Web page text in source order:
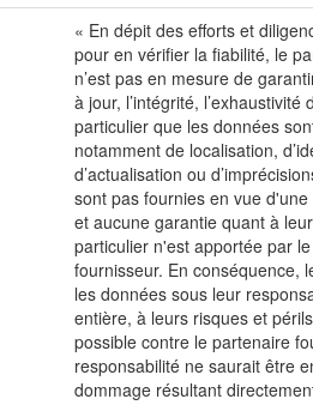
« En dépit des efforts et
pour en vérifier la fiabilité, le
n’est pas en mesure de
à jour, l’intégrité,
particulier que les données
notamment de localisation,
d’actualisation ou
sont pas fournies en vue
et aucune garantie quant à
particulier n'est apportée par
fournisseur. En conséquence,
les données sous leur
entière, à leurs risques et
possible contre le partenaire
responsabilité ne saurait être
dommage résultant